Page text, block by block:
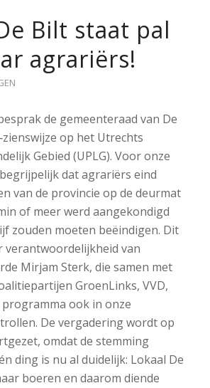
Bilt staat pal
agrariërs!
de gemeenteraad van De
op het Utrechts
Gebied (UPLG). Voor onze
dat agrariërs eind
van de provincie op de deurmat
of meer werd aangekondigd
zouden moeten beëindigen. Dit
verantwoordelijkheid van
Mirjam Sterk, die samen met
GroenLinks, VVD,
programma ook in onze
De vergadering wordt op
omdat de stemming
ding is nu al duidelijk: Lokaal De
boeren en daarom diende